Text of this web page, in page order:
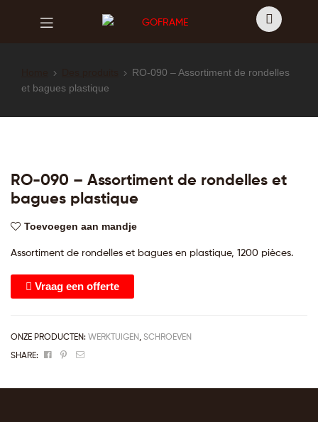
RO-090 – Assortiment de rondelles
et bagues plastique
RO-090 – Assortiment de rondelles et
bagues plastique
Toevoegen aan mandje
Assortiment de rondelles et bagues en plastique, 1200 pièces.
Vraag een offerte
ONZE PRODUCTEN: WERKTUIGEN, SCHROEVEN
SHARE:
FacebookPinterest
Email